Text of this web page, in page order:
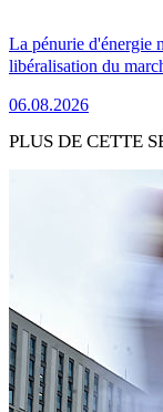
La pénurie d'énergie
libéralisation du
06.08.2026
PLUS DE CETTE